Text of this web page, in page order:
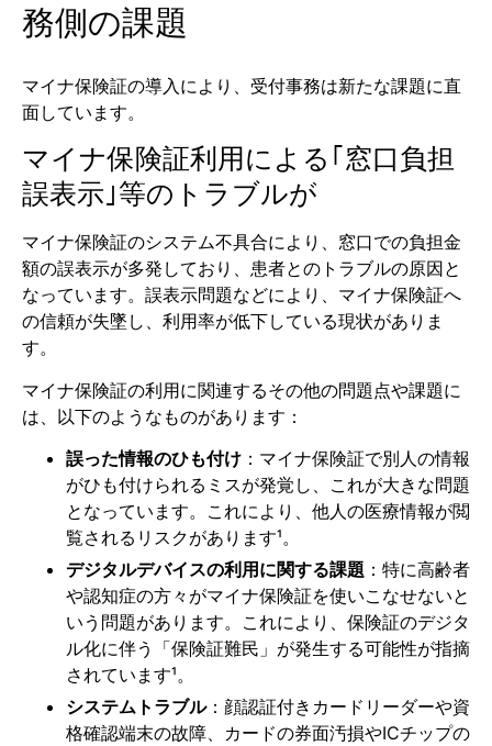
務側の課題
マイナ保険証の導入により、受付事務は新たな課題に直
面しています。
マイナ保険証利用による｢窓口負担
誤表示｣等のトラブルが
マイナ保険証のシステム不具合により、窓口での負担金
額の誤表示が多発しており、患者とのトラブルの原因と
なっています。誤表示問題などにより、マイナ保険証へ
の信頼が失墜し、利用率が低下している現状がありま
す。
マイナ保険証の利用に関連するその他の問題点や課題に
は、以下のようなものがあります：
誤った情報のひも付け ：マイナ保険証で別人の情報
がひも付けられるミスが発覚し、これが大きな問題
となっています。これにより、他人の医療情報が閲
覧されるリスクがあります¹。
デジタルデバイスの利用に関する課題 ：特に高齢者
や認知症の方々がマイナ保険証を使いこなせないと
いう問題があります。これにより、保険証のデジタ
ル化に伴う「保険証難民」が発生する可能性が指摘
されています¹。
システムトラブル：顔認証付きカードリーダーや資
格確認端末の故障、カードの券面汚損やICチップの